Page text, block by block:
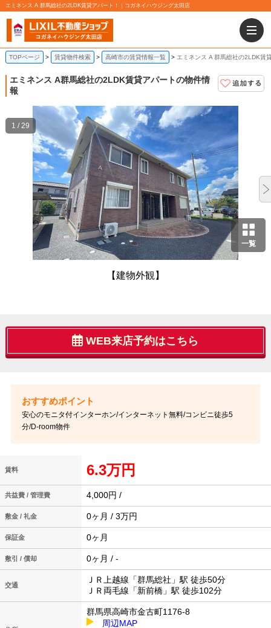
エミネンス A 群馬総社の2LDK賃貸アパート！｜コガネイハウジング太田店
TOPページ 賃貸物件検索 高崎市の賃貸情報一覧 エミネンス A 群馬総社の2LDK賃
エミネンス A群馬総社の2LDK賃貸アパートの物件情
報
一覧
【建物外観】
1 / 29
WEB来店予約はこちら
安心のモニタ付インターホン/インターネット無料/コンビニ徒歩5
分/D-room物件
賃料 6.3万円
共益費 / 管理費 4,000円 /
敷金 / 礼金 0ヶ月 / 3万円
保証金 0ヶ月
敷引 / 償却 0ヶ月 / -
交通
ＪＲ上越線「群馬総社」駅 徒歩50分
ＪＲ両毛線「新前橋」駅 徒歩102分
群馬県高崎市金古町1176-8
周辺MAP